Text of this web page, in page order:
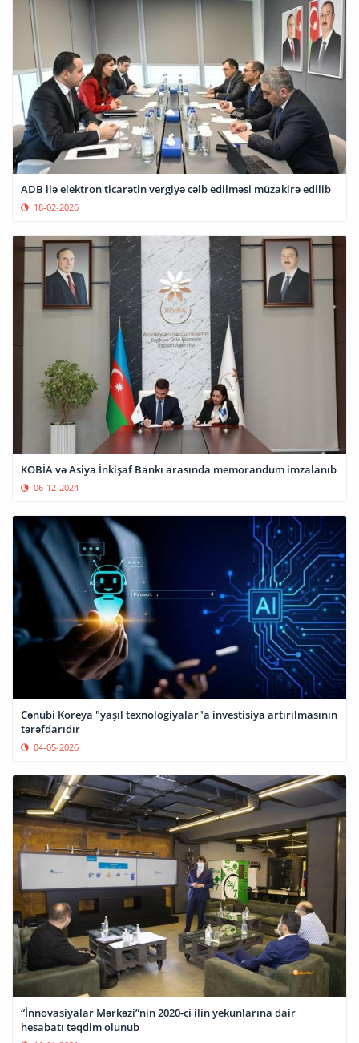
ADB ilə elektron ticarətin vergiyə cəlb edilməsi müzakirə edilib
18-02-2026
KOBİA və Asiya İnkişaf Bankı arasında memorandum imzalanıb
06-12-2024
Cənubi Koreya "yaşıl texnologiyalar"a investisiya artırılmasının
tərəfdarıdır
04-05-2026
“İnnovasiyalar Mərkəzi”nin 2020-ci ilin yekunlarına dair
hesabatı təqdim olunub